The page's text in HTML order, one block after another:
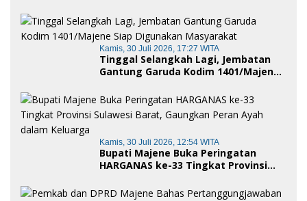
Royong dan Cinta Tanah Air
Kamis, 30 Juli 2026, 17:27 WITA
Tinggal Selangkah Lagi, Jembatan
Gantung Garuda Kodim 1401/Majene
Kamis, 30 Juli 2026, 12:54 WITA
Bupati Majene Buka Peringatan
HARGANAS ke-33 Tingkat Provinsi
Ayah dalam Keluarga